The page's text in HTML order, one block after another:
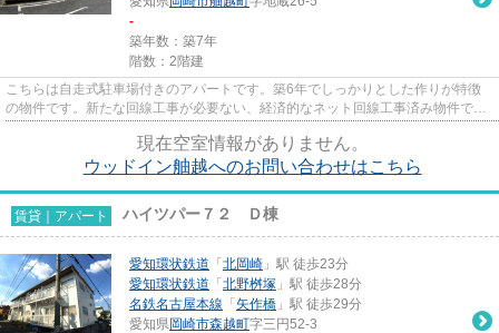
-
築年数：築7年
階数：2階建
こちらは自走式駐車場付きのアパートです。築6年でしっかりとした作りが特徴
の物件です。新たな回線工事が必要ない、経済的なネット回線工事済み物件で
現在空室情報がありません。
ウッドイン舳越へのお問い合わせはこちら
賃貸｜アパート ハイツパー７２ Ｄ棟
愛知環状鉄道 「 北岡崎 」駅 徒歩23分
愛知環状鉄道 「 北野桝塚 」駅 徒歩28分
名鉄名古屋本線 「 矢作橋 」駅 徒歩29分
愛知県岡崎市森越町字三円52-3